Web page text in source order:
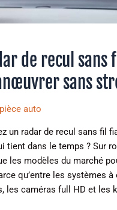
de recul sans
sans
auto
un radar de recul sans fil
tient dans le temps ? Sur
les modèles du marché
qu’entre les systèmes à
les caméras full HD et les